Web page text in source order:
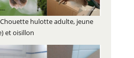
hulotte adulte, jeune
et oisillon